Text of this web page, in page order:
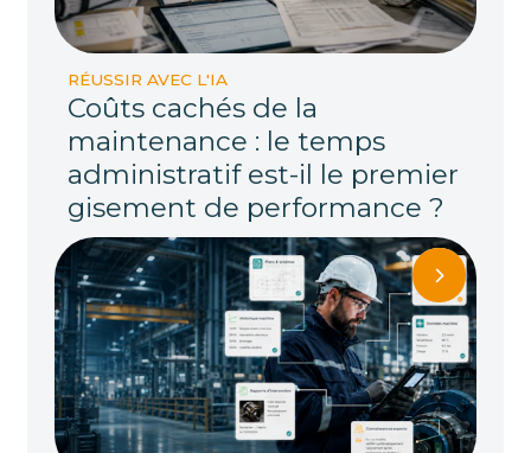
RÉUSSIR AVEC L'IA
Coûts cachés de la
maintenance : le temps
administratif est-il le premier
gisement de performance ?